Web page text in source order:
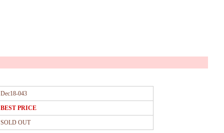
Dec18-043
BEST PRICE
SOLD OUT